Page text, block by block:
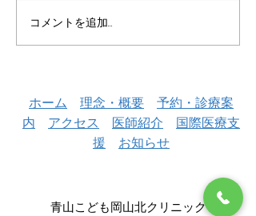
コメントを追加…
ホーム 理念・概要
予約・診療案
内
アクセス 医師紹介
国際医療支
援
お知らせ
青山こども岡山北クリニック